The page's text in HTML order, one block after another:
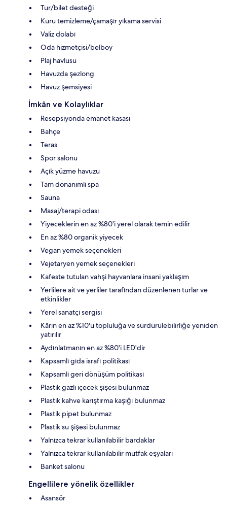
Tur/bilet desteği
Kuru temizleme/çamaşır yıkama servisi
Valiz dolabı
Oda hizmetçisi/belboy
Plaj havlusu
Havuzda şezlong
Havuz şemsiyesi
İmkân ve Kolaylıklar
Resepsiyonda emanet kasası
Bahçe
Teras
Spor salonu
Açık yüzme havuzu
Tam donanımlı spa
Sauna
Masaj/terapi odası
Yiyeceklerin en az %80'i yerel olarak temin edilir
En az %80 organik yiyecek
Vegan yemek seçenekleri
Vejetaryen yemek seçenekleri
Kafeste tutulan vahşi hayvanlara insani yaklaşım
Yerlilere ait ve yerliler tarafından düzenlenen turlar ve
etkinlikler
Yerel sanatçı sergisi
Kârın en az %10'u topluluğa ve sürdürülebilirliğe yeniden
yatırılır
Aydınlatmanın en az %80'i LED'dir
Kapsamlı gıda israfı politikası
Kapsamlı geri dönüşüm politikası
Plastik gazlı içecek şişesi bulunmaz
Plastik kahve karıştırma kaşığı bulunmaz
Plastik pipet bulunmaz
Plastik su şişesi bulunmaz
Yalnızca tekrar kullanılabilir bardaklar
Yalnızca tekrar kullanılabilir mutfak eşyaları
Banket salonu
Engellilere yönelik özellikler
Asansör